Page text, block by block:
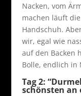
Nacken, vom
machen läuft
Handschuh.
wir, egal wie
auf den Backen
Bolle, endlich in
Tag 2:
schönsten an